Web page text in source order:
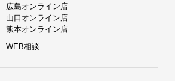
広島オンライン店
山口オンライン店
熊本オンライン店
WEB相談